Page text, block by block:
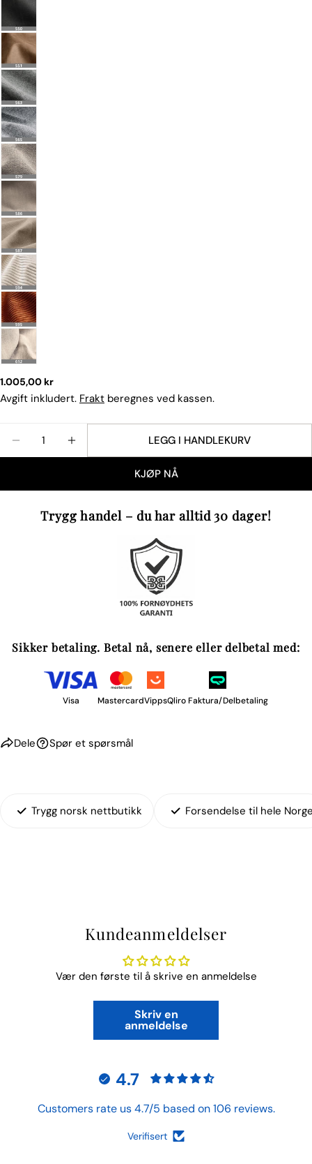
Vanlig
pris
1.005,00 kr
Avgift inkludert. Frakt beregnes ved kassen.
REDUSER ANTALLET FOR PYNTEPUTE DAPPER
ØK ANTALLET FOR PYNTEPUTE
LEGG I HANDLEKURV
KJØP NÅ
Trygg handel – du har alltid 30 dager!
Sikker betaling. Betal nå, senere eller delbetal med:
Visa MastercardVippsQliro Faktura/Delbetaling
Dele Spør et spørsmål
Trygg norsk nettbutikk Forsendelse til hele
Kundeanmeldelser
Vær den første til å skrive en anmeldelse
Skriv en
anmeldelse
4.7
Customers rate us 4.7/5 based on 106 reviews.
Verifisert